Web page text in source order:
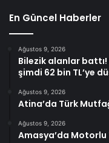
En Güncel Haberler
Ağustos 9, 2026
Bilezik alanlar battı!
şimdi 62 bin TL’ye
Ağustos 9, 2026
Atina’da Türk
Ağustos 9, 2026
Amasya’da Motorlu